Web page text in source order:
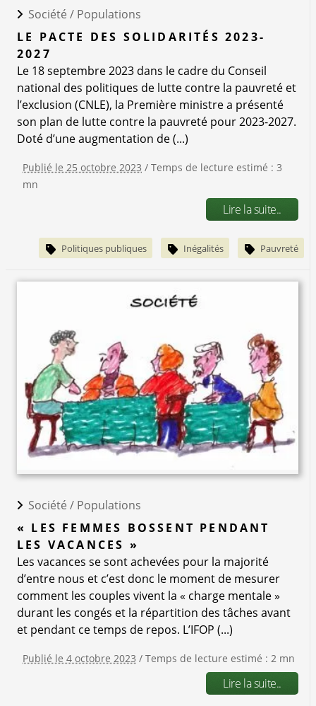
Société / Populations
LE PACTE DES SOLIDARITÉS 2023-
2027
Le 18 septembre 2023 dans le cadre du Conseil
national des politiques de lutte contre la pauvreté et
l’exclusion (CNLE), la Première ministre a présenté
son plan de lutte contre la pauvreté pour 2023-2027.
Doté d’une augmentation de (...)
Publié le 25 octobre 2023 / Temps de lecture estimé : 3
mn
Lire la suite..
Politiques publiques Inégalités Pauvreté
Société / Populations
« LES FEMMES BOSSENT PENDANT
LES VACANCES »
Les vacances se sont achevées pour la majorité
d’entre nous et c’est donc le moment de mesurer
comment les couples vivent la « charge mentale »
durant les congés et la répartition des tâches avant
et pendant ce temps de repos. L’IFOP (...)
Publié le 4 octobre 2023 / Temps de lecture estimé : 2 mn
Lire la suite..